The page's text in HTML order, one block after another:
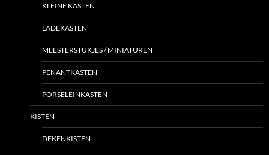
KLEINE KASTEN
LADEKASTEN
MEESTERSTUKJES / MINIATUREN
PENANTKASTEN
PORSELEINKASTEN
KISTEN
DEKENKISTEN